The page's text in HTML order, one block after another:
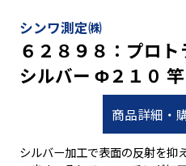
シンワ測定㈱
６２８９８：プロ
シルバー Φ２１０
商品詳細・
シルバー加工で表面の反射を抑